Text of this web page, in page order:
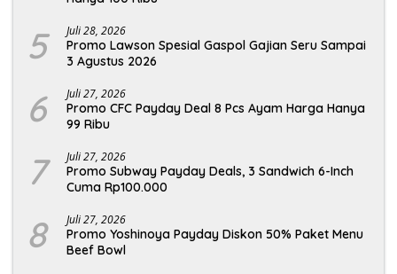
5 Juli 28, 2026
Promo Lawson Spesial Gaspol Gajian Seru Sampai
3 Agustus 2026
6 Juli 27, 2026
Promo CFC Payday Deal 8 Pcs Ayam Harga Hanya
99 Ribu
7 Juli 27, 2026
Promo Subway Payday Deals, 3 Sandwich 6-Inch
Cuma Rp100.000
8 Juli 27, 2026
Promo Yoshinoya Payday Diskon 50% Paket Menu
Beef Bowl